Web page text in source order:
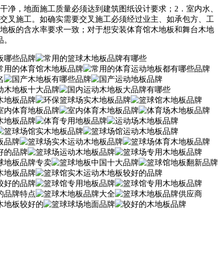
，地面施工质量必须达到建筑图纸设计要求；2．室内水、
叉施工。如确实需要交叉施工必须经过业主、如承包方、工
板的含水率要求一致；对于想安装体育馆木地板和舞台木地